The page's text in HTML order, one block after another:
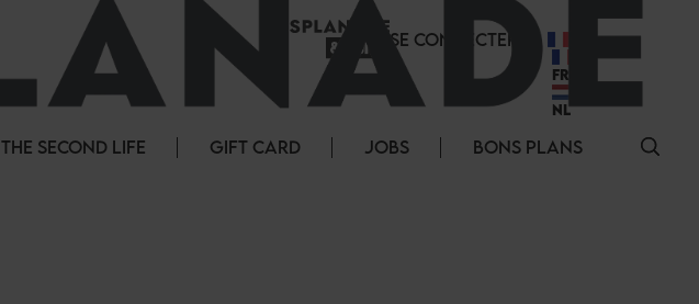
SE CONNECTER
FR
NL
THE SECOND LIFE GIFT CARD JOBS BONS PLANS